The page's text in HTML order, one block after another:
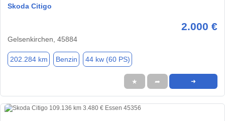
Skoda Citigo
2.000 €
Gelsenkirchen, 45884
202.284 km Benzin 44 kw (60 PS)
★ ➦ ➜